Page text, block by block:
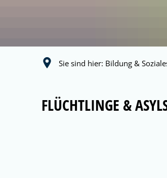
Sie sind hier: Bildung &
FlüchtlingeFLÜCHTLINGE &